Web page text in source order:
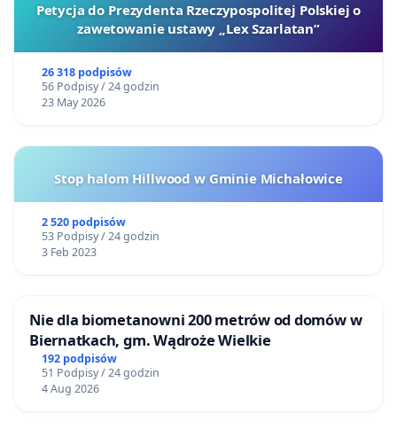
Petycja do Prezydenta Rzeczypospolitej Polskiej o
zawetowanie ustawy „Lex Szarlatan”
26 318 podpisów
56 Podpisy / 24 godzin
23 May 2026
Stop halom Hillwood w Gminie Michałowice
2 520 podpisów
53 Podpisy / 24 godzin
3 Feb 2023
Nie dla biometanowni 200 metrów od domów w
Biernatkach, gm. Wądroże Wielkie
192 podpisów
51 Podpisy / 24 godzin
4 Aug 2026